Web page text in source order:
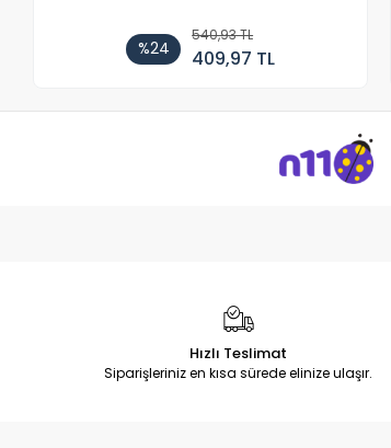
%24
540,93 TL
409,97 TL
Hızlı Teslimat
Siparişleriniz en kısa sürede elinize ulaşır.